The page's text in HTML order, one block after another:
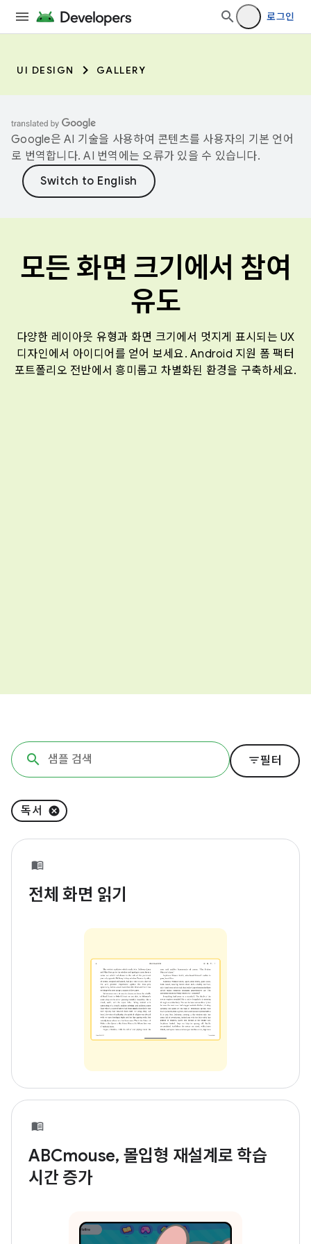
로그인
UI DESIGN GALLERY
Google은 AI 기술을 사용하여 콘텐츠를 사용자의 기본 언어
로 번역합니다. AI 번역에는 오류가 있을 수 있습니다.
모든 화면 크기에서 참여
유도
다양한 레이아웃 유형과 화면 크기에서 멋지게 표시되는 UX
디자인에서 아이디어를 얻어 보세요. Android 지원 폼 팩터
포트폴리오 전반에서 흥미롭고 차별화된 환경을 구축하세요.
filter_list필터
독서
전체 화면 읽기
ABCmouse, 몰입형 재설계로 학습
시간 증가